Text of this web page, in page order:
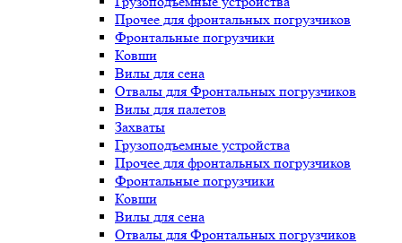
Прочее для фронтальных погрузчиков
Фронтальные погрузчики
Ковши
Вилы для сена
Отвалы для Фронтальных погрузчиков
Вилы для палетов
Захваты
Грузоподъемные устройства
Прочее для фронтальных погрузчиков
Фронтальные погрузчики
Ковши
Вилы для сена
Отвалы для Фронтальных погрузчиков